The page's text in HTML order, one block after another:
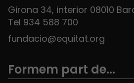
Girona 34, interior 08010
Tel 934 588 700
fundacio@equitat.org
Formem part de...